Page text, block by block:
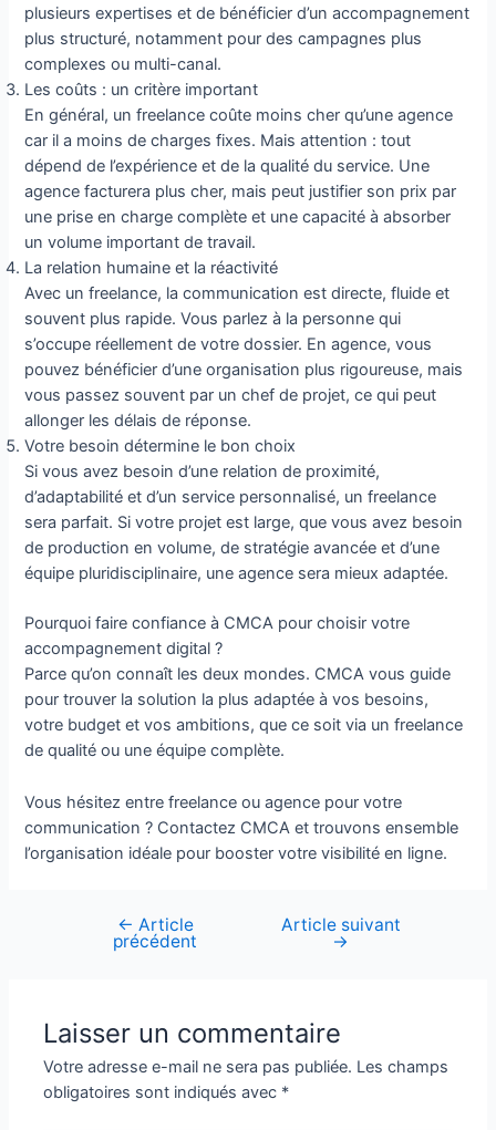
plusieurs expertises et de bénéficier d’un accompagnement
plus structuré, notamment pour des campagnes plus
complexes ou multi-canal.
Les coûts : un critère important
En général, un freelance coûte moins cher qu’une agence
car il a moins de charges fixes. Mais attention : tout
dépend de l’expérience et de la qualité du service. Une
agence facturera plus cher, mais peut justifier son prix par
une prise en charge complète et une capacité à absorber
un volume important de travail.
La relation humaine et la réactivité
Avec un freelance, la communication est directe, fluide et
souvent plus rapide. Vous parlez à la personne qui
s’occupe réellement de votre dossier. En agence, vous
pouvez bénéficier d’une organisation plus rigoureuse, mais
vous passez souvent par un chef de projet, ce qui peut
allonger les délais de réponse.
Votre besoin détermine le bon choix
Si vous avez besoin d’une relation de proximité,
d’adaptabilité et d’un service personnalisé, un freelance
sera parfait. Si votre projet est large, que vous avez besoin
de production en volume, de stratégie avancée et d’une
équipe pluridisciplinaire, une agence sera mieux adaptée.
Pourquoi faire confiance à CMCA pour choisir votre
accompagnement digital ?
Parce qu’on connaît les deux mondes. CMCA vous guide
pour trouver la solution la plus adaptée à vos besoins,
votre budget et vos ambitions, que ce soit via un freelance
de qualité ou une équipe complète.
Vous hésitez entre freelance ou agence pour votre
communication ? Contactez CMCA et trouvons ensemble
l’organisation idéale pour booster votre visibilité en ligne.
Navigation
← Article
précédent
Article suivant
→
Laisser un commentaire
Votre adresse e-mail ne sera pas publiée. Les champs
obligatoires sont indiqués avec *